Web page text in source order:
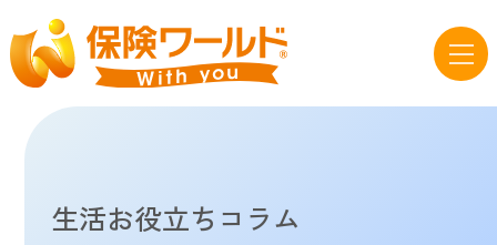
生活お役立ちコラム